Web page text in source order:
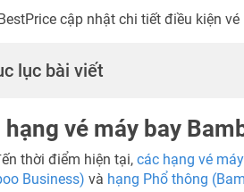
cập nhật chi tiết điều kiện
lục bài viết
hạng vé máy bay
thời điểm hiện tại, các hạng vé
Business) và hạng Phổ thông